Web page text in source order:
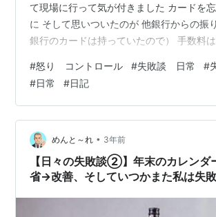
て現場に行って気が付きました カードを
に そして思いついたのが 他銀行からの振
銀行のカードは持っていたので） 手数料
込先の番号など調べようとしたら スマホの
いて メールが調べられない もちろん誰が
ポンコツな私が悪いんですが 最近実生活
なんでこんなことばかり起こるのかと思
上げてきました。 でも怒ったら運が壊れる
ブログで書い…
#怒り コントロール #失敗談 日常 #
#日常 #日記
めんと～れ • 3年前
【日々の失敗談②】年末のカレン
省→改善、そしていつかまた私は失敗